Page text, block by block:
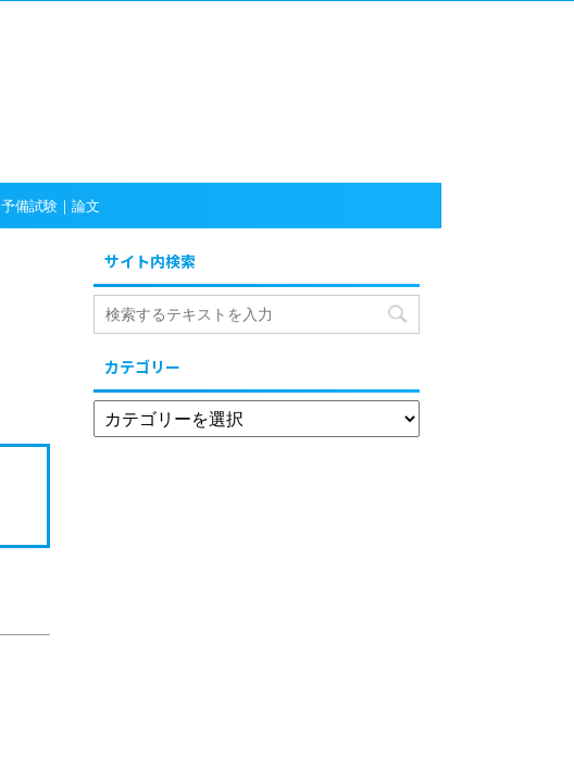
予備試験｜論文
サイト内検索
カテゴリー